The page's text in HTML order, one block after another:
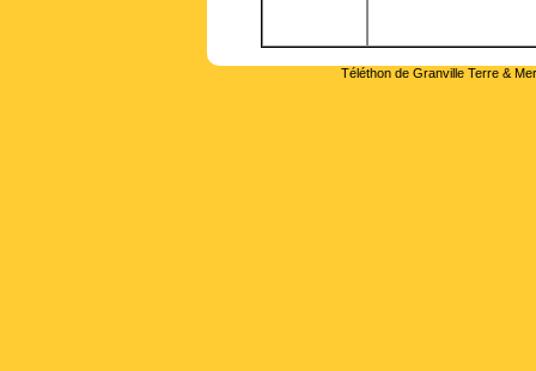
Téléthon de Granville Terre &